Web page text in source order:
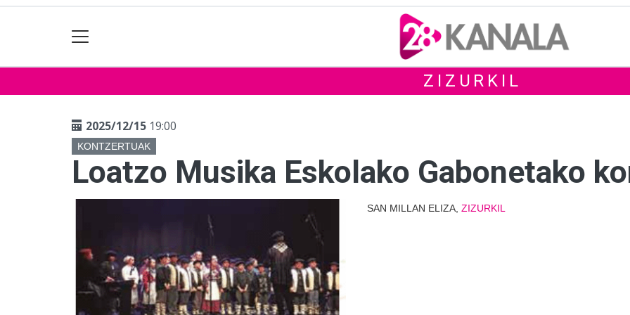
ZIZURKIL
2025/12/15 19:00
KONTZERTUAK
Loatzo Musika Eskolako Gabonetako
SAN MILLAN ELIZA, ZIZURKIL